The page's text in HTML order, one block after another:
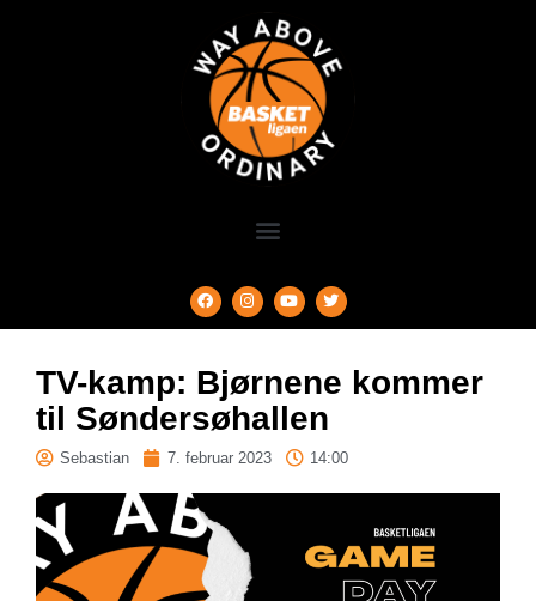
TV-kamp: Bjørnene kommer
til Søndersøhallen
Sebastian 7. februar 2023 14:00